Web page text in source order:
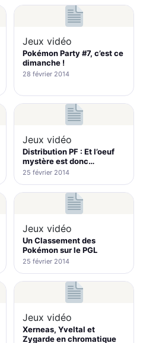
Jeux vidéo
Pokémon Party #7, c’est ce
dimanche !
28 février 2014
Jeux vidéo
Distribution PF : Et l’oeuf
mystère est donc…
25 février 2014
Jeux vidéo
Un Classement des
Pokémon sur le PGL
25 février 2014
Jeux vidéo
Xerneas, Yveltal et
Zygarde en chromatique